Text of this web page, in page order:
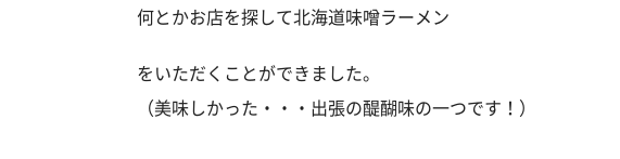
何とかお店を探して北海道味噌ラーメン
をいただくことができました。
（美味しかった・・・出張の醍醐味の一つです！）